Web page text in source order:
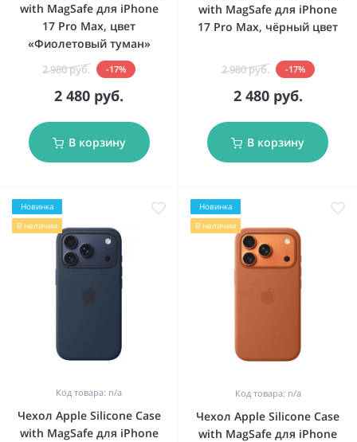
with MagSafe для iPhone
17 Pro Max, цвет
«Фиолетовый туман»
2 980 руб. -17%
2 480 руб.
В корзину
with MagSafe для iPhone
17 Pro Max, чёрный цвет
2 980 руб. -17%
2 480 руб.
В корзину
Новинка
В наличии
Код товара: n/a
Чехол Apple Silicone Case
with MagSafe для iPhone
Новинка
В наличии
Код товара: n/a
Чехол Apple Silicone Case
with MagSafe для iPhone